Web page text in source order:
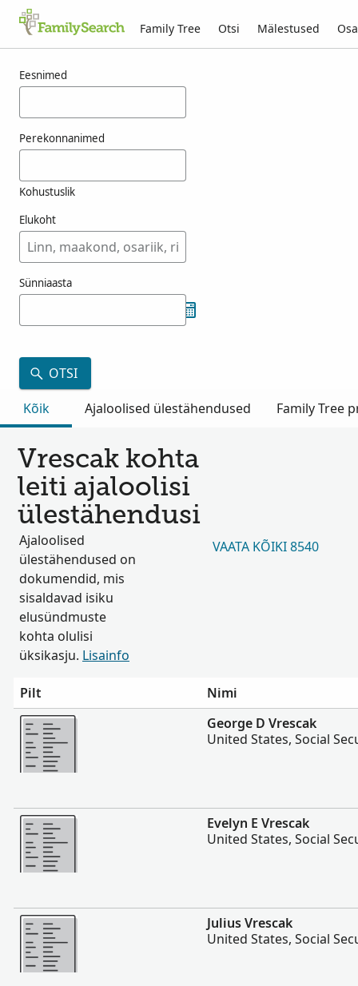
Family Tree Otsi Mälestused
Eesnimed
Perekonnanimed
Kohustuslik
Elukoht
Sünniaasta
OTSI
Kõik
Ajaloolised ülestähendused Family Tree
Vrescak kohta
leiti ajaloolisi
ülestähendusi
Ajaloolised
ülestähendused on
dokumendid, mis
sisaldavad isiku
elusündmuste
kohta olulisi
üksikasju. Lisainfo
VAATA KÕIKI 8540
Pilt
Nimi
Rohkem
George D Vrescak
United States, Social
Rohkem
Evelyn E Vrescak
United States, Social
Rohkem
Julius Vrescak
United States, Social